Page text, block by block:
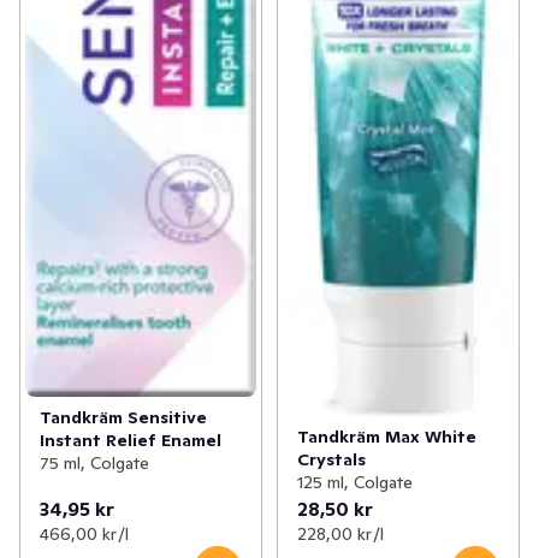
Tandkräm Sensitive
Instant Relief Enamel
75 ml, Colgate
34,95 kr
466,00 kr /l
Tandkräm Max White
Crystals
125 ml, Colgate
28,50 kr
228,00 kr /l